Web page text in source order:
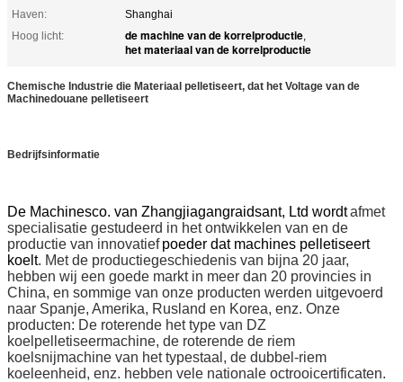
Haven:
Shanghai
Hoog licht:
de machine van de korrelproductie,
het materiaal van de korrelproductie
Chemische Industrie die Materiaal pelletiseert, dat het Voltage van de
Machinedouane pelletiseert
Bedrijfsinformatie
De Machinesco. van Zhangjiagangraidsant, Ltd wordtafmet
specialisatie gestudeerd in het ontwikkelen van en de
productie van innovatief poeder dat machines pelletiseert
koelt. Met de productiegeschiedenis van bijna 20 jaar,
hebben wij een goede markt in meer dan 20 provincies in
China, en sommige van onze producten werden uitgevoerd
naar Spanje, Amerika, Rusland en Korea, enz. Onze
producten: De roterende het type van DZ
koelpelletiseermachine, de roterende de riem
koelsnijmachine van het typestaal, de dubbel-riem
koeleenheid, enz. hebben vele nationale octrooicertificaten.